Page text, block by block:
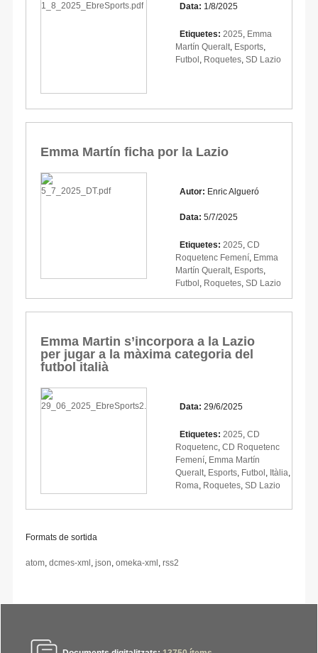
Data: 1/8/2025
Etiquetes: 2025 Emma
Martín Queralt Esports
Futbol Roquetes SD Lazio
Emma Martín ficha por la Lazio
Autor: Enric Algueró
Data: 5/7/2025
Etiquetes: 2025 CD
Roquetenc Femení Emma
Martín Queralt Esports
Futbol Roquetes SD Lazio
Emma Martin s’incorpora a la Lazio
per jugar a la màxima categoria del
futbol italià
Data: 29/6/2025
Etiquetes: 2025 CD
Roquetenc CD Roquetenc
Femení Emma Martín
Queralt Esports Futbol Itàlia
Roma Roquetes SD Lazio
Formats de sortida
atom dcmes-xml json omeka-xml rss2